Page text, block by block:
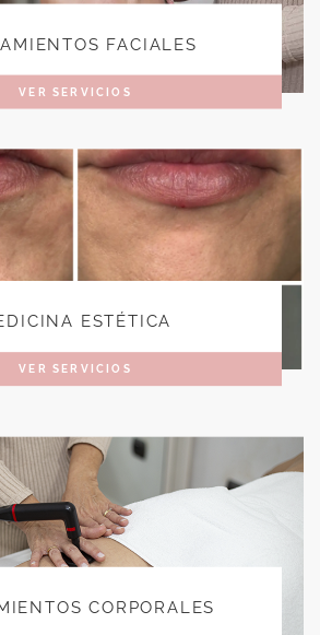
FACIALES
VER SERVICIOS
ESTÉTICA
VER SERVICIOS
CORPORALES